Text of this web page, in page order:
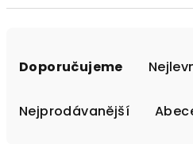
Doporučujeme
Nejprodávanější